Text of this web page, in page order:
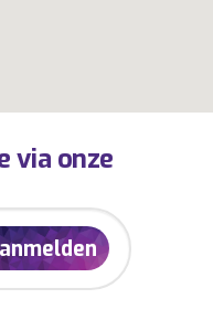
via onze